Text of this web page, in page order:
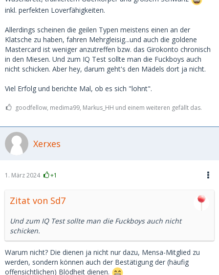
inkl. perfekten Loverfähigkeiten.
Allerdings scheinen die geilen Typen meistens einen an der
Klatsche zu haben, fahren Mehrgleisig...und auch die goldene
Mastercard ist weniger anzutreffen bzw. das Girokonto chronisch
in den Miesen. Und zum IQ Test sollte man die Fuckboys auch
nicht schicken. Aber hey, darum geht's den Mädels dort ja nicht.
Viel Erfolg und berichte Mal, ob es sich "lohnt".
goodfellow, medima99, Markus_HH und einem weiteren gefällt das.
Xerxes
1. März 2024 +1
Zitat von Sd7
Und zum IQ Test sollte man die Fuckboys auch nicht
schicken.
Warum nicht? Die dienen ja nicht nur dazu, Mensa-Mitglied zu
werden, sondern können auch der Bestätigung der (häufig
offensichtlichen) Blödheit dienen.